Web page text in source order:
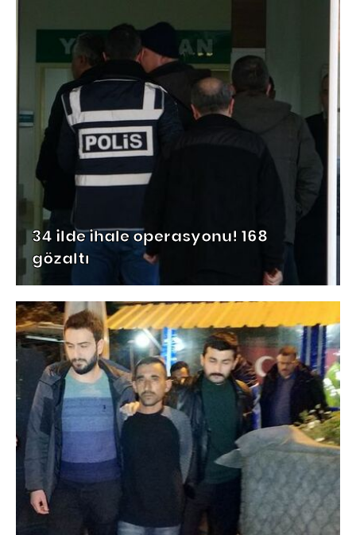
34 ilde ihale operasyonu! 168
gözaltı